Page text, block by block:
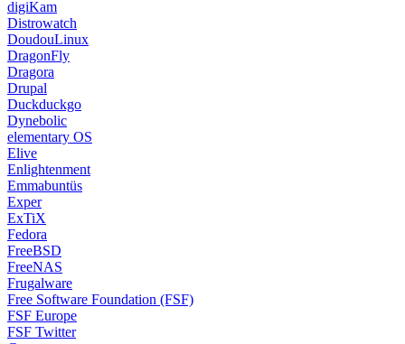
digiKam
Distrowatch
DoudouLinux
DragonFly
Dragora
Drupal
Duckduckgo
Dynebolic
elementary OS
Elive
Enlightenment
Emmabuntüs
Exper
ExTiX
Fedora
FreeBSD
FreeNAS
Frugalware
Free Software Foundation (FSF)
FSF Europe
FSF Twitter